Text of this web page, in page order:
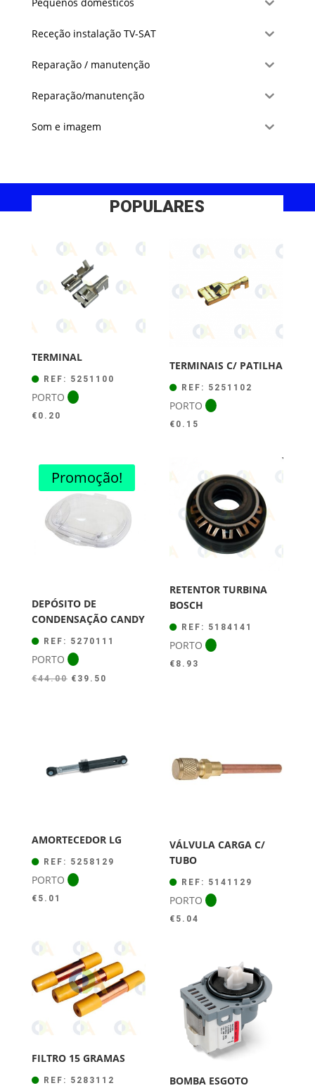
Receção instalação TV-SAT
Reparação / manutenção
Reparação/manutenção
Som e imagem
POPULARES
TERMINAL
REF: 5251100
PORTO
€ 0.20
TERMINAIS C/ PATILHA
REF: 5251102
PORTO
€ 0.15
Promoção!
DEPÓSITO DE
CONDENSAÇÃO CANDY
REF: 5270111
PORTO
€44.00 O
€ 39.50
RETENTOR TURBINA
BOSCH
REF: 5184141
PORTO
€ 8.93
AMORTECEDOR LG
REF: 5258129
PORTO
€ 5.01
VÁLVULA CARGA C/
TUBO
REF: 5141129
PORTO
€ 5.04
FILTRO 15 GRAMAS
REF: 5283112
BOMBA ESGOTO